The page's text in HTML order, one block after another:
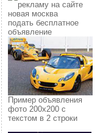
подать бесплатное
объявление
Пример объявления
фото 200х200 с
текстом в 2 строки